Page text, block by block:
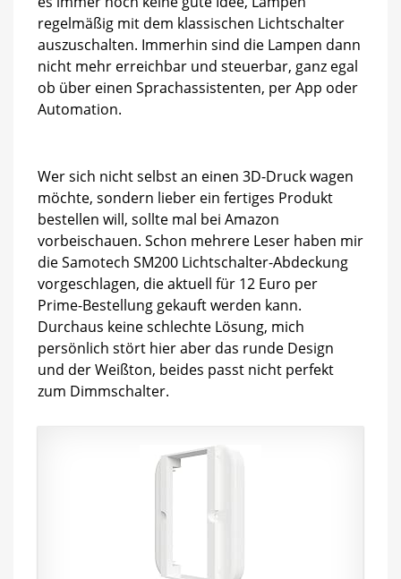
regelmäßig mit dem klassischen Lichtschalter
auszuschalten. Immerhin sind die Lampen dann
nicht mehr erreichbar und steuerbar, ganz egal
ob über einen Sprachassistenten, per App oder
Automation.
Wer sich nicht selbst an einen 3D-Druck wagen
möchte, sondern lieber ein fertiges Produkt
bestellen will, sollte mal bei Amazon
vorbeischauen. Schon mehrere Leser haben mir
die Samotech SM200 Lichtschalter-Abdeckung
vorgeschlagen, die aktuell für 12 Euro per
Prime-Bestellung gekauft werden kann.
Durchaus keine schlechte Lösung, mich
persönlich stört hier aber das runde Design
und der Weißton, beides passt nicht perfekt
zum Dimmschalter.